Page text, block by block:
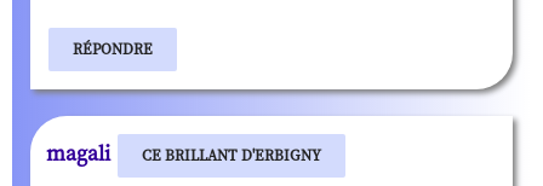
RÉPONDRE
magali CE BRILLANT D'ERBIGNY